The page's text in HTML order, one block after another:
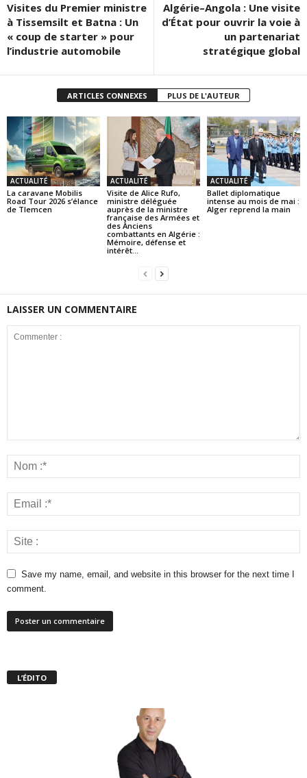
Visites du Premier ministre
à Tissemsilt et Batna : Un
« coup de starter » pour
l’industrie automobile
Algérie–Angola : Une visite
d’État pour ouvrir la voie à
un partenariat
stratégique global
ARTICLES CONNEXES PLUS DE L'AUTEUR
ACTUALITÉ
La caravane Mobilis
Road Tour 2026 s’élance
de Tlemcen
ACTUALITÉ
Visite de Alice Rufo,
ministre déléguée
auprès de la ministre
française des Armées et
des Anciens
combattants en Algérie :
Mémoire, défense et
intérêt...
ACTUALITÉ
Ballet diplomatique
intense au mois de mai :
Alger reprend la main
LAISSER UN COMMENTAIRE
Save my name, email, and website in this browser for the next time I
comment.
L’ÉDITO